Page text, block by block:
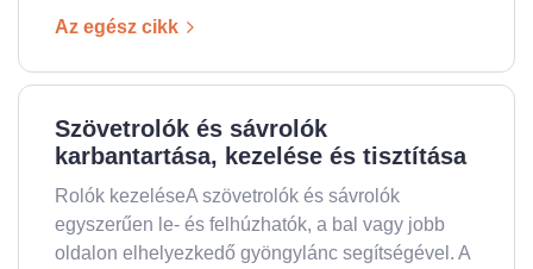
Az egész cikk
Szövetrolók és sávrolók
karbantartása, kezelése és tisztítása
Rolók kezeléseA szövetrolók és sávrolók
egyszerűen le- és felhúzhatók, a bal vagy jobb
oldalon elhelyezkedő gyöngylánc segítségével. A